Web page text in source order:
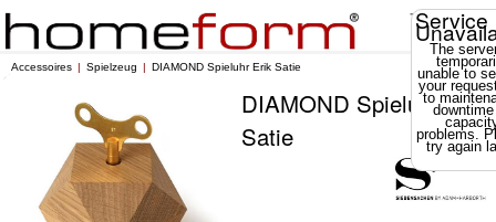
Service
The
unable to
your
to
problems.
try again
Accessoires Spielzeug DIAMOND Spieluhr Erik Satie
DIAMOND Spieluhr Erik
Satie